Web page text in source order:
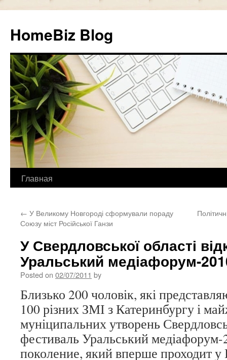
HomeBiz Blog
Skip
content
Главная
← У Великому Новгороді сформували пораду
Союзу міст Російської Ганзи
У Свердловської області
Уральський медіафорум-
Posted on 02/07/2011 by
Близько 200 чоловік, які
100 різних ЗМІ з Катеринбургу і
муніципальних утворень
фестиваль Уральський
поколение, який вперше проходит